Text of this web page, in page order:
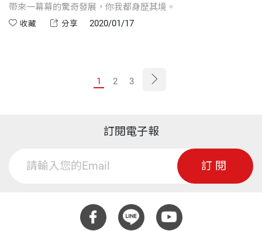
帶來一幕幕的驚奇發展，你我都身歷其境。
收藏 分享 2020/01/17
1 2 3
訂閱電子報
訂閱